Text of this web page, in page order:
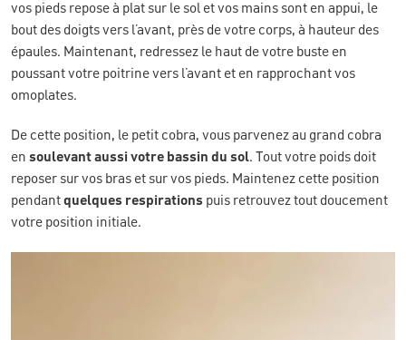
vos pieds repose à plat sur le sol et vos mains sont en appui, le
bout des doigts vers l’avant, près de votre corps, à hauteur des
épaules. Maintenant, redressez le haut de votre buste en
poussant votre poitrine vers l’avant et en rapprochant vos
omoplates.
De cette position, le petit cobra, vous parvenez au grand cobra
en soulevant aussi votre bassin du sol. Tout votre poids doit
reposer sur vos bras et sur vos pieds. Maintenez cette position
pendantquelques respirations puis retrouvez tout doucement
votre position initiale.